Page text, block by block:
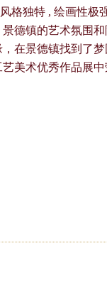
格独特 , 绘画性极强
德镇的艺术氛围
在景德镇找到了梦
美术优秀作品展